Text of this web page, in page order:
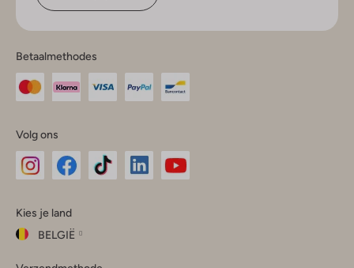
Betaalmethodes
Volg ons
InstagramFacebook
Kies je land
BELGIË